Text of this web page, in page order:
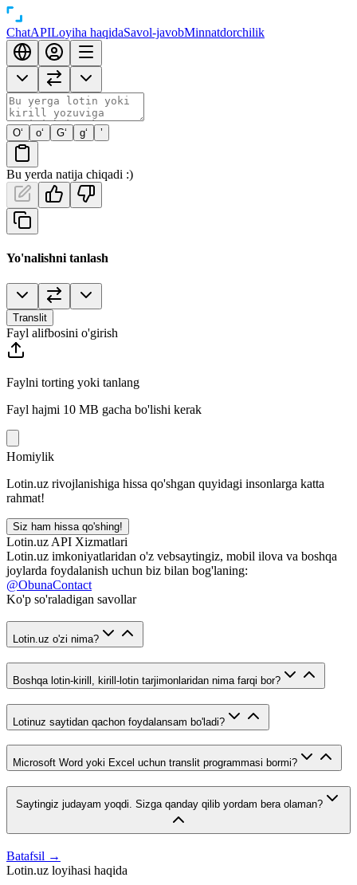
ChatAPILoyiha haqidaSavol-javobMinnatdorchilik
O‘ o‘ G‘ g‘ ’
Bu yerda natija chiqadi :)
Yo'nalishni tanlash
Translit
Fayl alifbosini o'girish
Faylni torting yoki tanlang
Fayl hajmi 10 MB gacha bo'lishi kerak
Homiylik
Lotin.uz rivojlanishiga hissa qo'shgan quyidagi insonlarga katta
rahmat!
Siz ham hissa qo'shing!
Lotin.uz API Xizmatlari
Lotin.uz imkoniyatlaridan o'z vebsaytingiz, mobil ilova va boshqa
joylarda foydalanish uchun biz bilan bog'laning:
@ObunaContact
Ko'p so'raladigan savollar
Lotin.uz o'zi nima?
Boshqa lotin-kirill, kirill-lotin tarjimonlaridan nima farqi bor?
Lotinuz saytidan qachon foydalansam bo'ladi?
Microsoft Word yoki Excel uchun translit programmasi bormi?
Saytingiz judayam yoqdi. Sizga qanday qilib yordam bera olaman?
Batafsil →
Lotin.uz loyihasi haqida